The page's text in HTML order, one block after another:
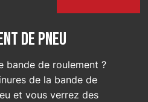
de pneu
bande de roulement ?
de la bande de
et vous verrez des